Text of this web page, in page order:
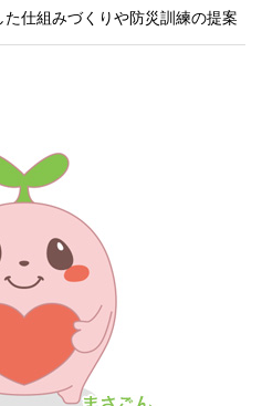
た仕組みづくりや防災訓練の提案